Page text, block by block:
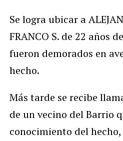
Se logra ubicar a
FRANCO S. de 22 años
fueron demorados en
hecho.
Más tarde se recibe
de un vecino del Barrio
conocimiento del